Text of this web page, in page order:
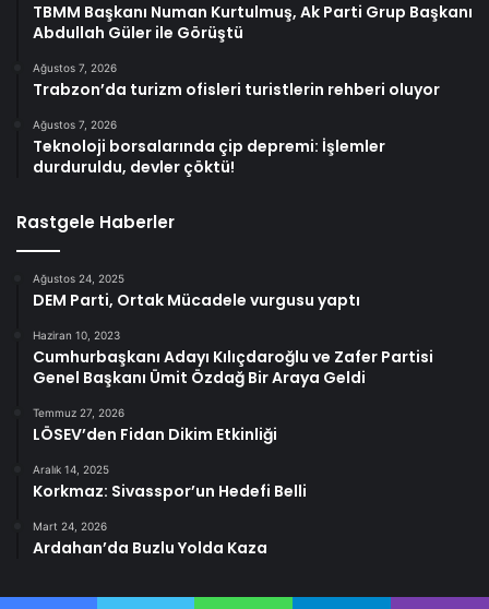
TBMM Başkanı Numan Kurtulmuş, Ak Parti Grup Başkanı
Abdullah Güler ile Görüştü
Ağustos 7, 2026
Trabzon’da turizm ofisleri turistlerin rehberi oluyor
Ağustos 7, 2026
Teknoloji borsalarında çip depremi: İşlemler
durduruldu, devler çöktü!
Rastgele Haberler
Ağustos 24, 2025
DEM Parti, Ortak Mücadele vurgusu yaptı
Haziran 10, 2023
Cumhurbaşkanı Adayı Kılıçdaroğlu ve Zafer Partisi
Genel Başkanı Ümit Özdağ Bir Araya Geldi
Temmuz 27, 2026
LÖSEV’den Fidan Dikim Etkinliği
Aralık 14, 2025
Korkmaz: Sivasspor’un Hedefi Belli
Mart 24, 2026
Ardahan’da Buzlu Yolda Kaza